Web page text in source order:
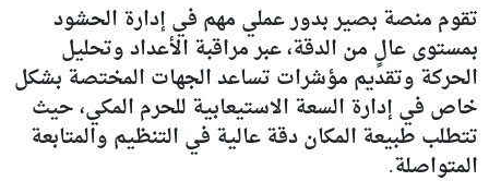
تقوم منصة بصير بدور عملي مهم في إدارة الحشود
بمستوى عالٍ من الدقة، عبر مراقبة الأعداد وتحليل
الحركة وتقديم مؤشرات تساعد الجهات المختصة بشكل
خاص في إدارة السعة الاستيعابية للحرم المكي، حيث
تتطلب طبيعة المكان دقة عالية في التنظيم والمتابعة
المتواصلة.